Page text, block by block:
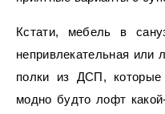
Кстати, мебель в
непривлекательная или
полки из ДСП,
модно будто лофт